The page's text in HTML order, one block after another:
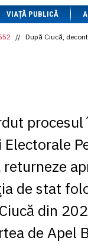
1 CAD= 3.1559
1 CHF= 5.2813
1 CNY = 0.6015
1 MDL= 0.2538
1 MXN
1 NOK= 0.4191
1 PLN = 1.1646
= 0.0425
1 RUB= 0.0530
1 SEK = 0.4526
1 TRY= 0.1141
1 UAH= 0.1048
1 XDR
= 5.9383
1 ZAR = 0.2318
VIAȚĂ PUBLICĂ
// După Ciucă,
returneze
de stat
din
de Apel